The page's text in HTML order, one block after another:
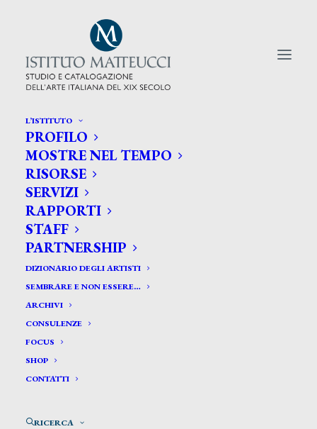
L’ISTITUTO
PROFILO
MOSTRE NEL TEMPO
RISORSE
SERVIZI
RAPPORTI
STAFF
PARTNERSHIP
DIZIONARIO DEGLI ARTISTI
SEMBRARE E NON ESSERE…
ARCHIVI
CONSULENZE
FOCUS
SHOP
CONTATTI
RICERCA
CERCA TRA GLI ARTISTI:
Search
for:
Salina P.